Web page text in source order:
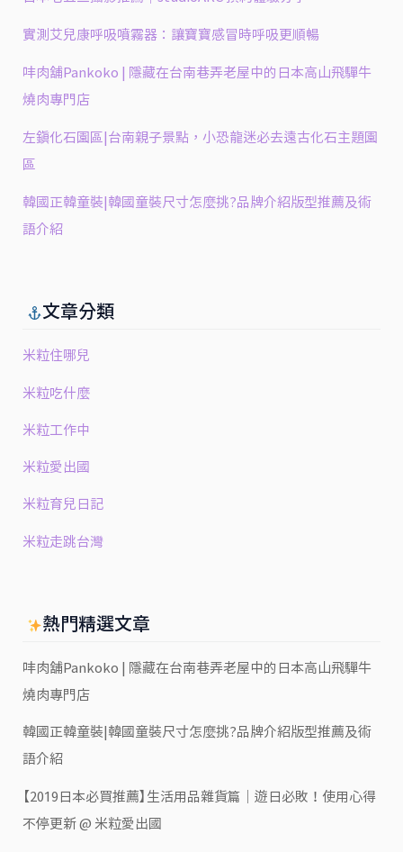
實測艾兒康呼吸噴霧器：讓寶寶感冒時呼吸更順暢
㕩肉舖Pankoko | 隱藏在台南巷弄老屋中的日本高山飛驒牛
燒肉專門店
左鎮化石園區|台南親子景點，小恐龍迷必去遠古化石主題園
區
韓國正韓童裝|韓國童裝尺寸怎麼挑?品牌介紹版型推薦及術
語介紹
文章分類
米粒住哪兒
米粒吃什麼
米粒工作中
米粒愛出國
米粒育兒日記
米粒走跳台灣
熱門精選文章
㕩肉舖Pankoko | 隱藏在台南巷弄老屋中的日本高山飛驒牛
燒肉專門店
韓國正韓童裝|韓國童裝尺寸怎麼挑?品牌介紹版型推薦及術
語介紹
【2019日本必買推薦】生活用品雜貨篇｜遊日必敗！使用心得
不停更新 @ 米粒愛出國